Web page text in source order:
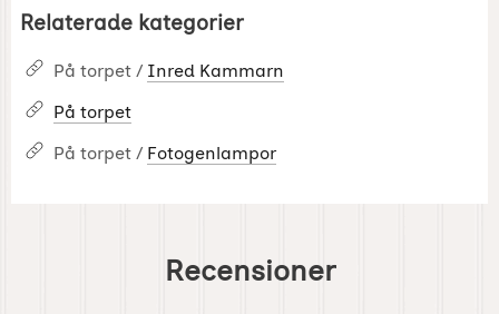
Relaterade kategorier
På torpet / Inred Kammarn
På torpet
På torpet / Fotogenlampor
Recensioner